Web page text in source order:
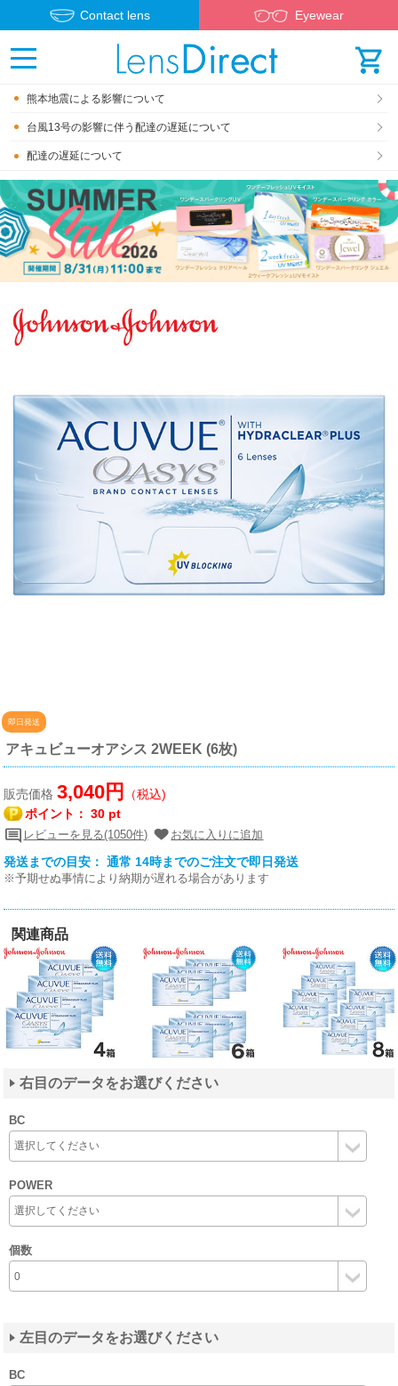
Contact lens Eyewear
熊本地震による影響について
台風13号の影響に伴う配達の遅延について
配達の遅延について
即日発送
アキュビューオアシス 2WEEK (6枚)
販売価格3,040円
（税込)
ポイント：30 pt
レビューを見る(1050件) お気に入りに追加
発送までの目安： 通常 14時までのご注文で即日発送
※予期せぬ事情により納期が遅れる場合があります
関連商品
右目のデータをお選びください
BC
POWER
個数
左目のデータをお選びください
BC